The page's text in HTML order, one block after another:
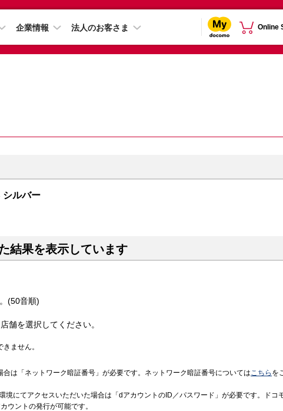
企業情報 法人のお客さま Online
ルバー
結果を表示しています
(50音順)
舗を選択してください。
ません。
合は「ネットワーク暗証番号」が必要です。ネットワーク暗証番号についてはこちら を
境にてアクセスいただいた場合は「dアカウントのID／パスワード」が必要です。ドコ
ウントの発行が可能です。